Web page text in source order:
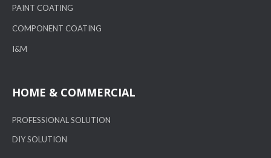
PAINT COATING
COMPONENT COATING
I&M
HOME & COMMERCIAL
PROFESSIONAL SOLUTION
DIY SOLUTION